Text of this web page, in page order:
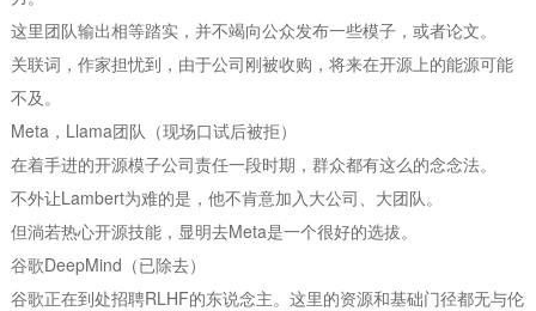
这里团队输出相等踏实，并不竭向公众发布一些模子，或者论文。
关联词，作家担忧到，由于公司刚被收购，将来在开源上的能源可能
不及。
Meta，Llama团队（现场口试后被拒）
在着手进的开源模子公司责任一段时期，群众都有这么的念念法。
不外让Lambert为难的是，他不肯意加入大公司、大团队。
但淌若热心开源技能，显明去Meta是一个很好的选拔。
谷歌DeepMind（已除去）
谷歌正在到处招聘RLHF的东说念主。这里的资源和基础门径都无与伦